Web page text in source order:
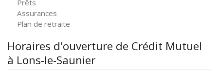
Prêts
Assurances
Plan de retraite
Horaires d'ouverture de Crédit Mutuel
à Lons-le-Saunier